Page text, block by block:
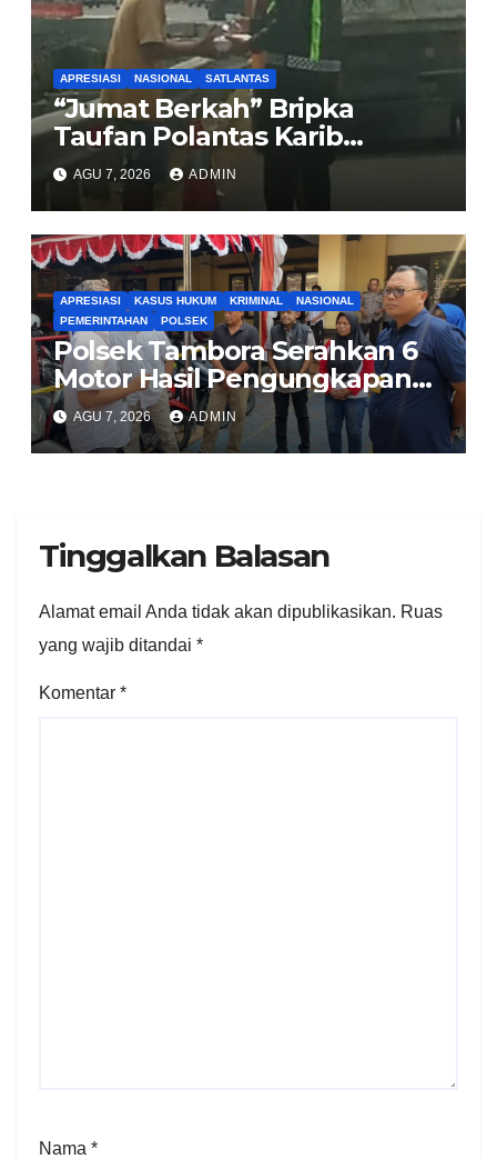
APRESIASI NASIONAL SATLANTAS
“Jumat Berkah” Bripka
Taufan Polantas Karib
Bagikan Nasi Kotak untuk
Sopir Truk yang Mogok di KM
00 Pondok Aren
AGU 7, 2026 ADMIN
APRESIASI KASUS HUKUM KRIMINAL
NASIONAL
PEMERINTAHAN
POLSEK
Polsek Tambora Serahkan 6
Motor Hasil Pengungkapan
Kasus Curanmor Kepada
Pemilik Yang sah
AGU 7, 2026 ADMIN
Tinggalkan Balasan
Alamat email Anda tidak akan dipublikasikan. Ruas
yang wajib ditandai *
Komentar *
Nama *